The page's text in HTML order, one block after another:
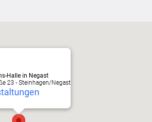
Halle in Negast
23 - Steinhagen/Negast